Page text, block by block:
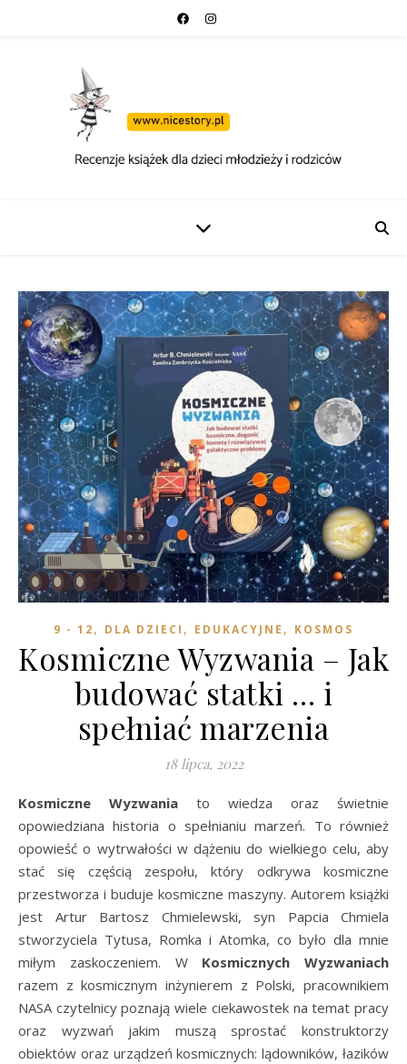
9 - 12, DLA DZIECI , EDUKACYJNE , KOSMOS
Kosmiczne Wyzwania – Jak
budować statki … i
spełniać marzenia
18 lipca, 2022
Kosmiczne Wyzwania to wiedza oraz świetnie
opowiedziana historia o spełnianiu marzeń. To również
opowieść o wytrwałości w dążeniu do wielkiego celu, aby
stać się częścią zespołu, który odkrywa kosmiczne
przestworza i buduje kosmiczne maszyny. Autorem książki
jest Artur Bartosz Chmielewski, syn Papcia Chmiela
stworzyciela Tytusa, Romka i Atomka, co było dla mnie
miłym zaskoczeniem. W Kosmicznych Wyzwaniach
razem z kosmicznym inżynierem z Polski, pracownikiem
NASA czytelnicy poznają wiele ciekawostek na temat pracy
oraz wyzwań jakim muszą sprostać konstruktorzy
obiektów oraz urządzeń kosmicznych: lądowników, łazików